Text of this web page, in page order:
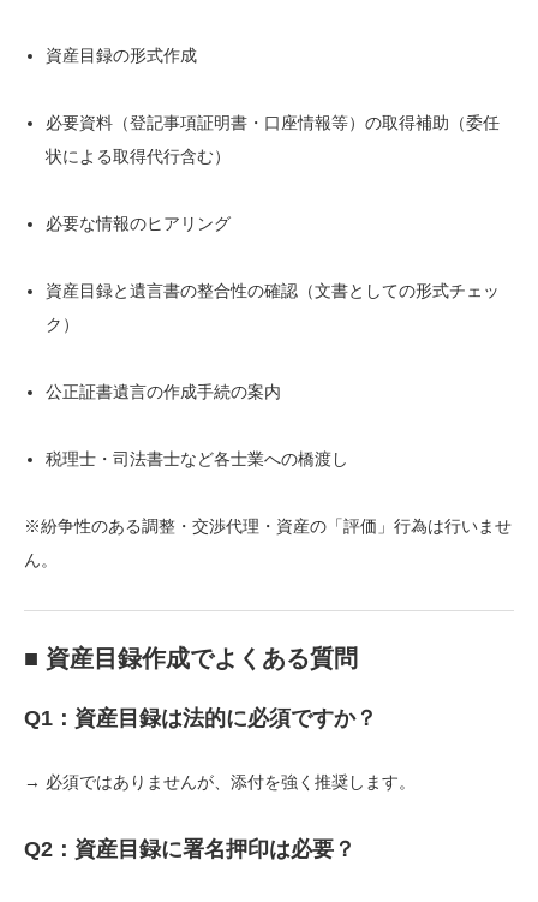
資産目録の形式作成
必要資料（登記事項証明書・口座情報等）の取得補助（委任
状による取得代行含む）
必要な情報のヒアリング
資産目録と遺言書の整合性の確認（文書としての形式チェッ
ク）
公正証書遺言の作成手続の案内
税理士・司法書士など各士業への橋渡し
※紛争性のある調整・交渉代理・資産の「評価」行為は行いませ
ん。
■ 資産目録作成でよくある質問
Q1：資産目録は法的に必須ですか？
→ 必須ではありませんが、添付を強く推奨します。
Q2：資産目録に署名押印は必要？